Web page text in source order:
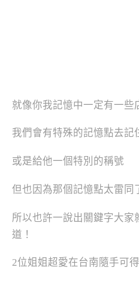
就像你我記憶中一定有一些
我們會有特殊的記憶點去記
或是給他一個特別的稱號
但也因為那個記憶點太雷同
所以也許一說出關鍵字大家
道！
2位姐姐超愛在台南隨手可